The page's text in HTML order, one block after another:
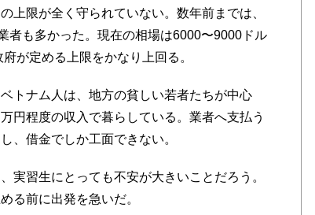
上限が全く守られていない。数年前までは、
者も多かった。現在の相場は6000〜9000ドル
が定める上限をかなり上回る。
トナム人は、地方の貧しい若者たちが中心
円程度の収入で暮らしている。業者へ支払う
、借金でしか工面できない。
習生にとっても不安が大きいことだろう。
る前に出発を急いだ。